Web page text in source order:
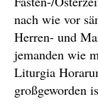
nach wie vor
Herren- und
jemanden wie
Liturgia
großgeworden